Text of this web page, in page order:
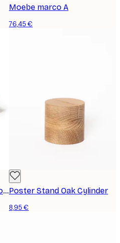
Moebe marco A
76,45 €
Soporte para pósteres bloque de roble oscuroPoster Stand Oak Cylinder
8,95 €